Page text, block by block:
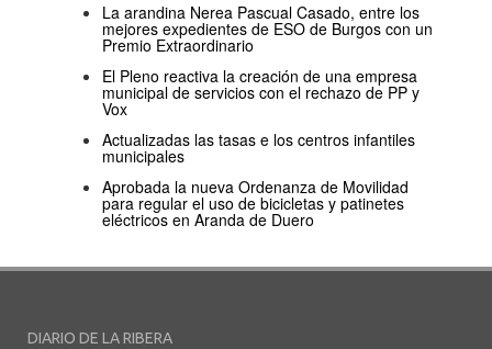
La arandina Nerea Pascual Casado, entre los
mejores expedientes de ESO de Burgos con un
Premio Extraordinario
El Pleno reactiva la creación de una empresa
municipal de servicios con el rechazo de PP y
Vox
Actualizadas las tasas e los centros infantiles
municipales
Aprobada la nueva Ordenanza de Movilidad
para regular el uso de bicicletas y patinetes
eléctricos en Aranda de Duero
DIARIO DE LA RIBERA